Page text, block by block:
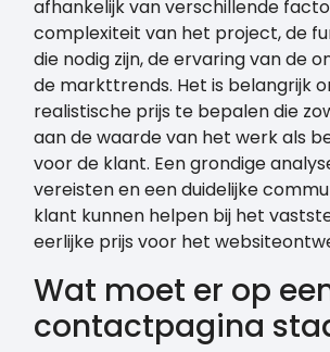
afhankelijk van verschillende
complexiteit van het project, de
die nodig zijn, de ervaring van de
de markttrends. Het is belangrijk
realistische prijs te bepalen die
aan de waarde van het werk als
voor de klant. Een grondige
vereisten en een duidelijke
klant kunnen helpen bij het
eerlijke prijs voor het
Wat moet er op
contactpagina